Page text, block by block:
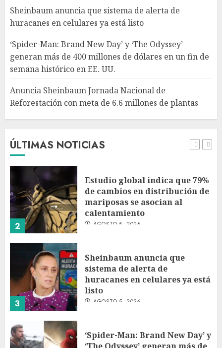
Sheinbaum anuncia que sistema de alerta de
huracanes en celulares ya está listo
‘Spider-Man: Brand New Day’ y ‘The Odyssey’
generan más de 400 millones de dólares en un fin de
semana histórico en EE. UU.
Anuncia Sheinbaum Jornada Nacional de
Reforestación con meta de 6.6 millones de plantas
ÚLTIMAS NOTICIAS
5
Anuncia Sheinbaum Jornada
meta de 6.6 millones de
plantas
AGOSTO 5, 2026
1
Rescatan en Colombia a
AGOSTO 5, 2026
2
Estudio global indica que 79%
de cambios en distribución de
mariposas se asocian al
calentamiento
AGOSTO 5, 2026
3
Sheinbaum anuncia que
sistema de alerta de
huracanes en celulares ya está
listo
AGOSTO 5, 2026
‘Spider-Man: Brand New Day’ y